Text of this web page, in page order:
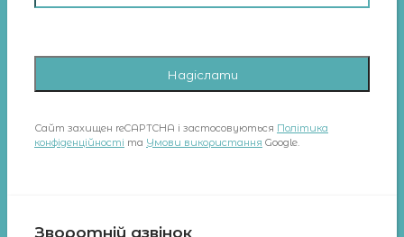
Сайт захищен reCAPTCHA і застосовуються Політика
конфіденційності та Умови використання Google.
Зворотній дзвінок